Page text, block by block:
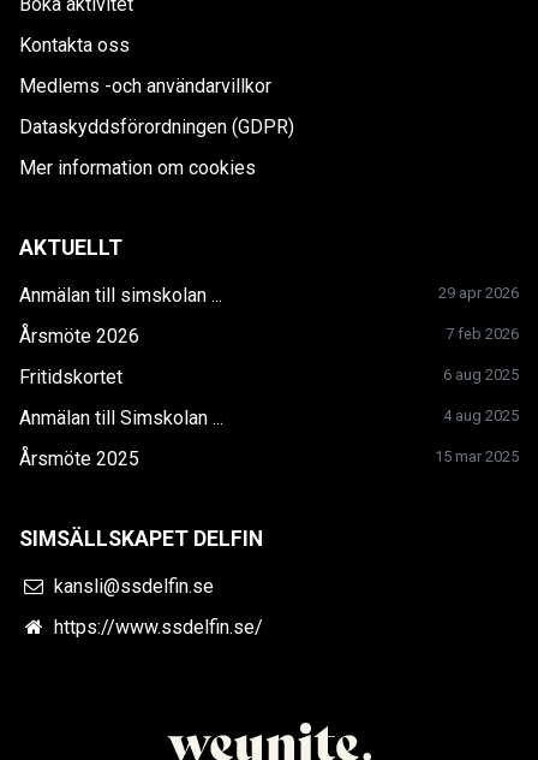
Kontakta oss
Medlems -och användarvillkor
Dataskyddsförordningen (GDPR)
Mer information om cookies
AKTUELLT
Anmälan till simskolan ... 29 apr 2026
Årsmöte 2026 7 feb 2026
Fritidskortet 6 aug 2025
Anmälan till Simskolan ... 4 aug 2025
Årsmöte 2025 15 mar 2025
SIMSÄLLSKAPET DELFIN
kansli@ssdelfin.se
https://www.ssdelfin.se/